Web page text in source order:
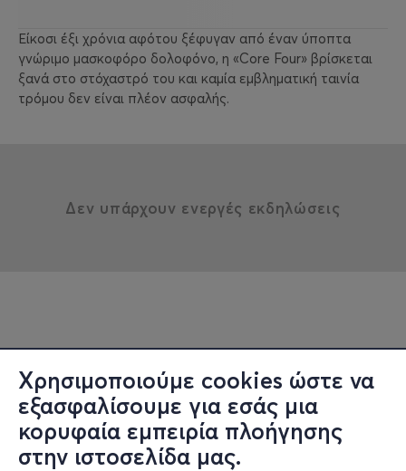
Χρησιμοποιούμε cookies ώστε να
εξασφαλίσουμε για εσάς μια
κορυφαία εμπειρία πλοήγησης
στην ιστοσελίδα μας.
Είκοσι έξι χρόνια αφότου ξέφυγαν από έναν ύποπτα
γνώριμο μασκοφόρο δολοφόνο, η «Core Four» βρίσκεται
ξανά στο στόχαστρό του και καμία εμβληματική ταινία
τρόμου δεν είναι πλέον ασφαλής.
Δεν υπάρχουν ενεργές εκδηλώσεις